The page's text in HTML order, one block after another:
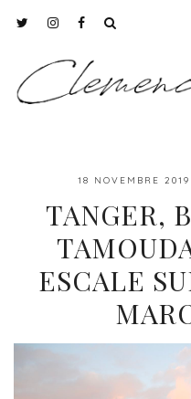
18 NOVEMBRE 2019
TANGER,
ESCALE